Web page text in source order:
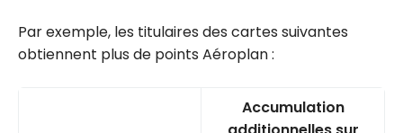
Par exemple, les titulaires des cartes suivantes
obtiennent plus de points Aéroplan :
Accumulation